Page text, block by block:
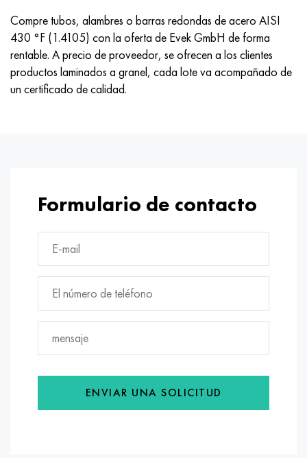
Compre tubos, alambres o barras redondas de acero AISI
430 °F (1.4105) con la oferta de Evek GmbH de forma
rentable. A precio de proveedor, se ofrecen a los clientes
productos laminados a granel, cada lote va acompañado de
un certificado de calidad.
Formulario de contacto
ENVIAR UNA SOLICITUD
udimet 720